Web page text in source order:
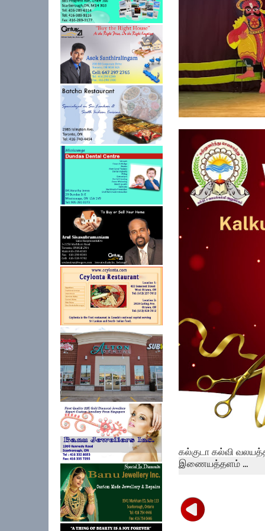
கல்குடா கல்வி
ஏற்பாட்டில...
கல்குடா கல்வி
இணையத்தளம் ...